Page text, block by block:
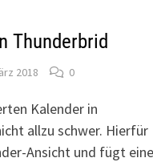
Thunderbrid
2018 0
Kalender in
allzu schwer. Hierfür
Ansicht und fügt